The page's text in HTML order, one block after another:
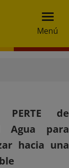
Menú
de
Agua para
hacia una